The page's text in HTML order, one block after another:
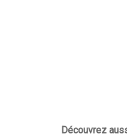
Découvrez